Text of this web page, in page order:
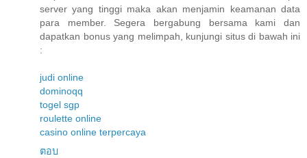
server yang tinggi maka akan menjamin keamanan data
para member. Segera bergabung bersama kami dan
dapatkan bonus yang melimpah, kunjungi situs di bawah ini
:
judi online
dominoqq
togel sgp
roulette online
casino online terpercaya
ตอบ